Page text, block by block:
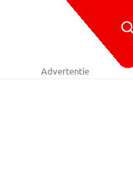
Advertentie